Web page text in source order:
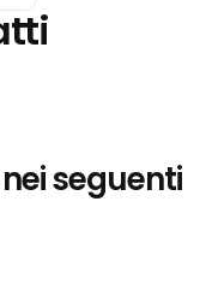
seguenti